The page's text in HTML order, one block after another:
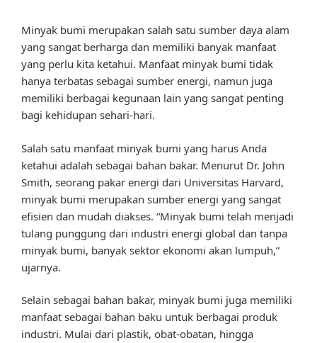
Minyak bumi merupakan salah satu sumber daya alam
yang sangat berharga dan memiliki banyak manfaat
yang perlu kita ketahui. Manfaat minyak bumi tidak
hanya terbatas sebagai sumber energi, namun juga
memiliki berbagai kegunaan lain yang sangat penting
bagi kehidupan sehari-hari.
Salah satu manfaat minyak bumi yang harus Anda
ketahui adalah sebagai bahan bakar. Menurut Dr. John
Smith, seorang pakar energi dari Universitas Harvard,
minyak bumi merupakan sumber energi yang sangat
efisien dan mudah diakses. “Minyak bumi telah menjadi
tulang punggung dari industri energi global dan tanpa
minyak bumi, banyak sektor ekonomi akan lumpuh,”
ujarnya.
Selain sebagai bahan bakar, minyak bumi juga memiliki
manfaat sebagai bahan baku untuk berbagai produk
industri. Mulai dari plastik, obat-obatan, hingga